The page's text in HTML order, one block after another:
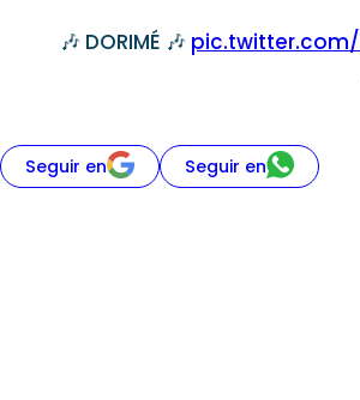
🎶 DORIMÉ 🎶 pic.twitter.com/
Seguir en Seguir en